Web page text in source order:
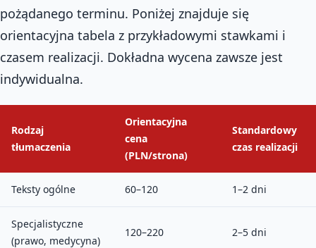
pożądanego terminu. Poniżej znajduje się
orientacyjna tabela z przykładowymi stawkami i
czasem realizacji. Dokładna wycena zawsze jest
indywidualna.
Rodzaj
tłumaczenia
Orientacyjna
cena
(PLN/strona)
Standardowy
czas realizacji
Teksty ogólne 60–120 1–2 dni
Specjalistyczne
(prawo, medycyna)
120–220 2–5 dni